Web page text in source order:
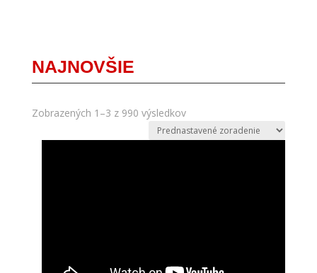
NAJNOVŠIE
Zobrazených 1–3 z 990 výsledkov